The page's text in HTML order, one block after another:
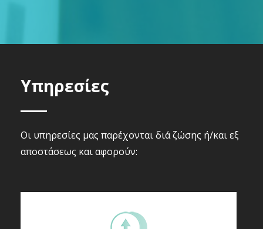
Υπηρεσίες
Οι υπηρεσίες μας παρέχονται διά ζώσης ή/και εξ
αποστάσεως και αφορούν: